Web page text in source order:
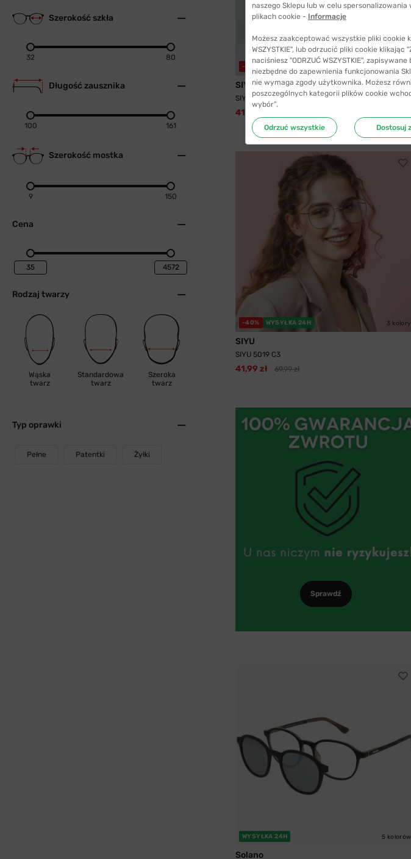
Szerokość szkła
32 80
Długość zausznika
100 161
Szerokość mostka
9 150
Cena
Rodzaj twarzy
Wąska
twarz
Standardowa
twarz
Szeroka
twarz
Typ oprawki
Pełne Patentki Żyłki
-40%
SIYU
SIYU 2025 C1 56
41,99 zł
-40% WYSYŁKA 24H 3 kolory
SIYU
SIYU 5019 C3
41,99 zł 69,99 zł
Sprawdź
WYSYŁKA 24H 5 kolorów
Solano
naszego Sklepu lub w celu
plikach cookie - Informacje
Możesz zaakceptować wszystkie pliki cookie
WSZYSTKIE", lub odrzucić pliki cookie klikając
naciśniesz "ODRZUĆ WSZYSTKIE",
niezbędne do zapewnienia funkcjonowania
nie wymaga zgody użytkownika. Możesz
poszczególnych kategorii plików cookie
wybór”.
Odrzuć wszystkie Dostosuj